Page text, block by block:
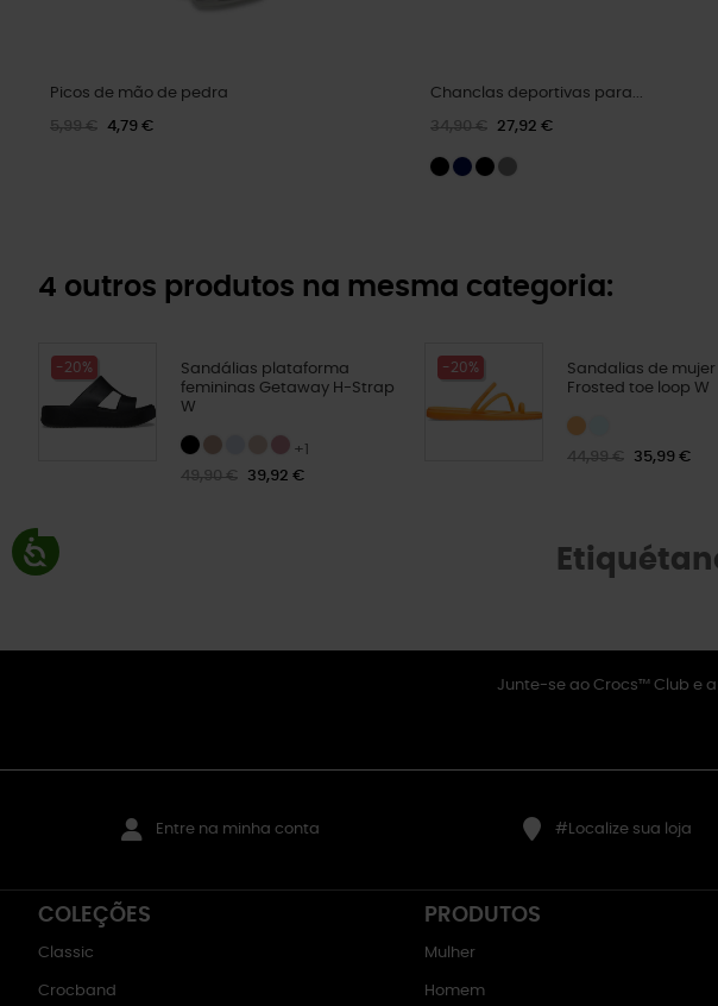
Picos de mão de pedra
5,99 € 4,79 €
Chanclas deportivas para...
34,90 € 27,92 €
4 outros produtos na mesma categoria:
-20%
Sandálias plataforma
femininas Getaway H-Strap
W
+1
49,90 €
39,92 €
-20%
Sandalias de mujer
Frosted toe loop W
44,99 € 35,99 €
Junte-se ao Crocs™ Club e
Entre na minha conta #Localize sua loja
COLEÇÕES
Classic
Crocband
PRODUTOS
Mulher
Homem